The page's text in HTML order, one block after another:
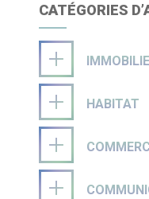
CATÉGORIES
HABITAT